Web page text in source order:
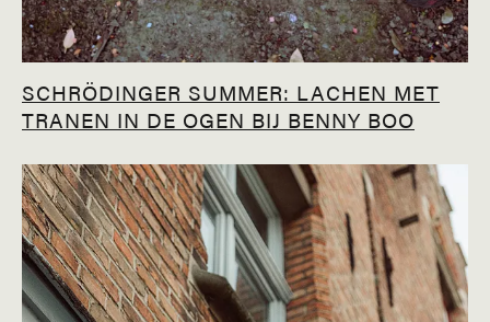
SCHRÖDINGER SUMMER: LACHEN MET
TRANEN IN DE OGEN BIJ BENNY BOO